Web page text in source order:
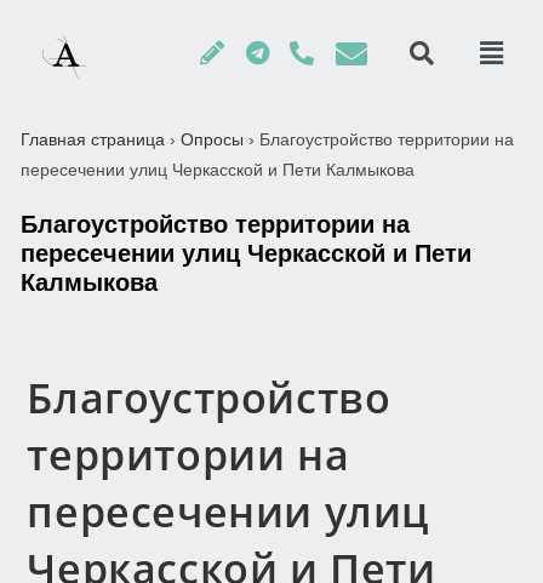
Главная страница › Опросы › Благоустройство территории на
пересечении улиц Черкасской и Пети Калмыкова
Благоустройство территории на
пересечении улиц Черкасской и Пети
Калмыкова
Благоустройство
территории на
пересечении улиц
Черкасской и Пети